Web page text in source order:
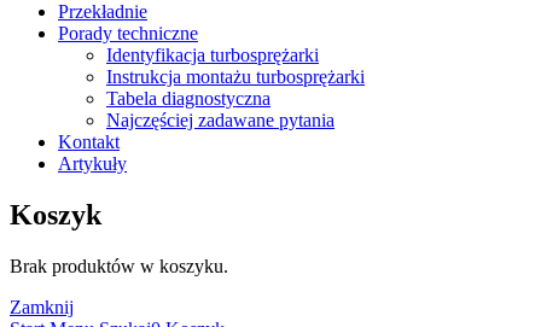
Przekładnie
Porady techniczne
Identyfikacja turbosprężarki
Instrukcja montażu turbosprężarki
Tabela diagnostyczna
Najczęściej zadawane pytania
Kontakt
Artykuły
Koszyk
Brak produktów w koszyku.
Zamknij